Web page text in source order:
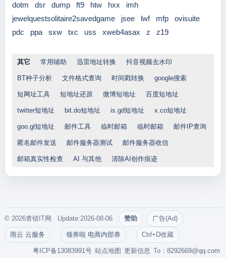
dotm dsr dump ft9 htw hxx
imh
jewelquestsolitaire2savedgame
jsee lwf mfp
ovisuite
pdc
ppa sxw txc uss xweb4asax z z19
其它 常用辅助 迅雷地址转换 抖音视频去水印
BT种子分析 文件格式查询 时间戳转换 google搜索
短网址工具 短地址还原 微博短地址 百度短地址
twitter短地址 bit.do短地址 is.gd短地址 x.co短地址
goo.gl短地址 邮件工具 临时邮箱 临时邮箱 邮件IP查询
匿名邮件发送 邮件服务器测试 邮件服务器收信
邮箱真实性检查 AI 与其他 清除AI创作痕迹
© 2026查错IT网. Update:2026-08-06 赞助 广告(Ad)
雨云 云服务 领券啦 电商内部券 Ctrl+D收藏
To：8292669@qq.com
更新信息
站点地图
粤ICP备13083991号